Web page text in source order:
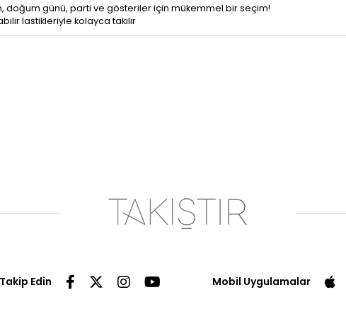
doğum günü, parti ve gösteriler için mükemmel bir seçim!
lastikleriyle kolayca takılır
Edin Mobil Uygulamalar